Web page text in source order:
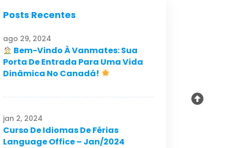
Posts Recentes
ago 29, 2024
Bem-Vindo À Vanmates: Sua
Porta De Entrada Para Uma Vida
Dinâmica No Canadá!
jan 2, 2024
Curso De Idiomas De Férias
Language Office – Jan/2024